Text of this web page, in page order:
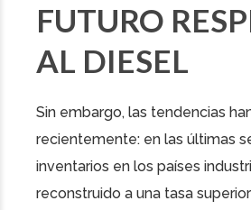
FUTURO
AL DIESEL
Sin embargo, las tendencias
recientemente: en las últimas
inventarios en los países
reconstruido a una tasa